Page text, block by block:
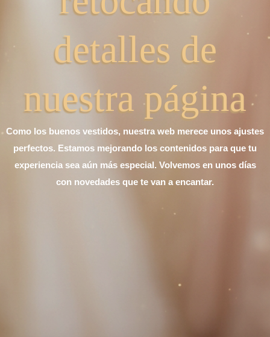
detalles de
nuestra página
Como los buenos vestidos, nuestra web merece unos ajustes
perfectos. Estamos mejorando los contenidos para que tu
experiencia sea aún más especial. Volvemos en unos días
con novedades que te van a encantar.